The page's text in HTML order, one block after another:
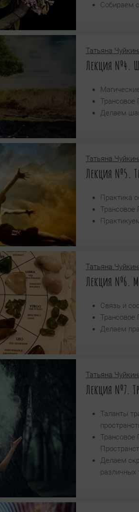
Собираем
Татьяна
Лекция №4.
Трансовое
Делаем
Татьяна
Лекция №5.
Практика
Трансовое
Татьяна
Лекция №6.
Связь и
Трансовое
Делаем
Татьяна
Лекция №7.
Таланты
Трансовое
Делаем
различных